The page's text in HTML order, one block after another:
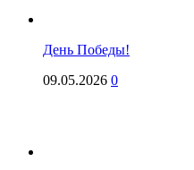
День Победы!
09.05.2026 0